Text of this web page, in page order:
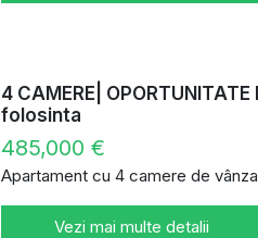
4 CAMERE|
folosinta
485,000 €
Apartament cu 4 camere de
Vezi mai multe detalii